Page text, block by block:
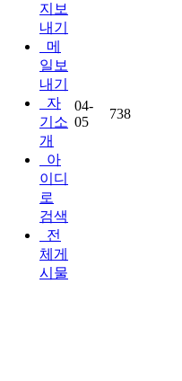
지보
내기
메
일보
내기
자
기소
개
아
이디
로
검색
전
체게
시물
04-
05
738